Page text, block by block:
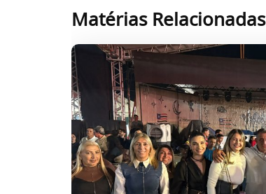
Matérias Relacionadas